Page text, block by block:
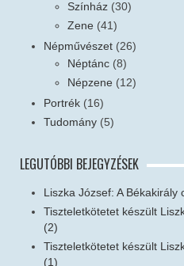
Színház (30)
Zene (41)
Népművészet (26)
Néptánc (8)
Népzene (12)
Portrék (16)
Tudomány (5)
LEGUTÓBBI BEJEGYZÉSEK
Liszka József: A Békakirály
Tiszteletkötetet készült
(2)
Tiszteletkötetet készült
(1)